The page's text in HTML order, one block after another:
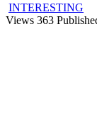
INTERESTING
Views 363